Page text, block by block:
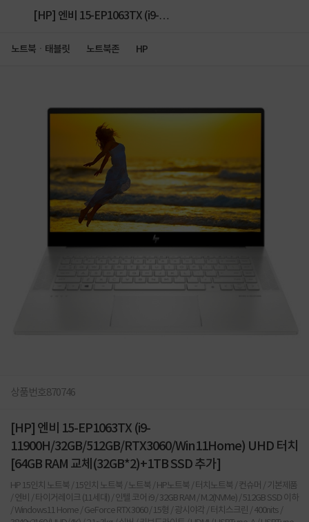
[HP] 엔비 15-EP1063TX (i9-
노트북ㆍ태블릿 노트북존 HP
상품번호870746
[HP] 엔비 15-EP1063TX (i9-
11900H/32GB/512GB/RTX3060/Win11Home) UHD 터치
[64GB RAM 교체(32GB*2)+1TB SSD 추가]
HP 15인치 노트북 / 15인치 노트북 / 노트북 / HP노트북 / 터치노트북 / 컨슈머 / 기본제품
/ 엔비 / 타이거레이크 (11세대) / 인텔 코어 i9 / 32GB RAM / M.2(NVMe) / 512GB SSD 이하
/ Windows11 Home / GeForce RTX 3060 / 15형 / 광시야각 / 터치스크린 / 400nits /